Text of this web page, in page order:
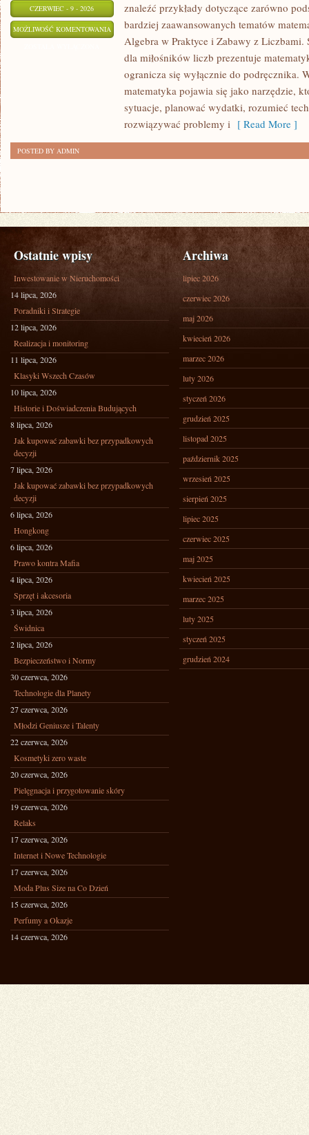
CZERWIEC - 9 - 2026
MOŻLIWOŚĆ KOMENTOWANIA CIEKAWOSTKI
MATEMATYCZNE
znaleźć przykłady dotyczące zarówno
bardziej zaawansowanych tematów
Algebra w Praktyce i Zabawy z Liczbami.
dla miłośników liczb prezentuje
ogranicza się wyłącznie do podręcznika.
matematyka pojawia się jako narzędzie,
sytuacje, planować wydatki, rozumieć
rozwiązywać problemy i [ Read More ]
POSTED BY ADMIN
Ostatnie wpisy
Inwestowanie w Nieruchomości
14 lipca, 2026
Poradniki i Strategie
12 lipca, 2026
Realizacja i monitoring
11 lipca, 2026
Klasyki Wszech Czasów
10 lipca, 2026
Historie i Doświadczenia Budujących
8 lipca, 2026
Jak kupować zabawki bez przypadkowych
decyzji
7 lipca, 2026
Jak kupować zabawki bez przypadkowych
decyzji
6 lipca, 2026
Hongkong
6 lipca, 2026
Prawo kontra Mafia
4 lipca, 2026
Sprzęt i akcesoria
3 lipca, 2026
Świdnica
2 lipca, 2026
Bezpieczeństwo i Normy
30 czerwca, 2026
Technologie dla Planety
27 czerwca, 2026
Młodzi Geniusze i Talenty
22 czerwca, 2026
Kosmetyki zero waste
20 czerwca, 2026
Pielęgnacja i przygotowanie skóry
19 czerwca, 2026
Relaks
17 czerwca, 2026
Internet i Nowe Technologie
17 czerwca, 2026
Moda Plus Size na Co Dzień
15 czerwca, 2026
Perfumy a Okazje
14 czerwca, 2026
Archiwa
lipiec 2026
czerwiec 2026
maj 2026
kwiecień 2026
marzec 2026
luty 2026
styczeń 2026
grudzień 2025
listopad 2025
październik 2025
wrzesień 2025
sierpień 2025
lipiec 2025
czerwiec 2025
maj 2025
kwiecień 2025
marzec 2025
luty 2025
styczeń 2025
grudzień 2024